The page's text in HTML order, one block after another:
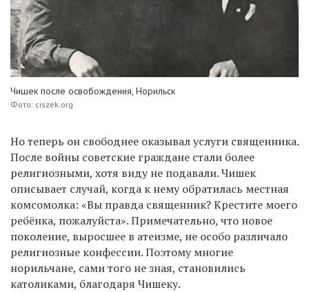
Чишек после освобождения, Норильск
Фото: ciszek.org
Но теперь он свободнее оказывал услуги священника.
После войны советские граждане стали более
религиозными, хотя виду не подавали. Чишек
описывает случай, когда к нему обратилась местная
комсомолка: «Вы правда священник? Крестите моего
ребёнка, пожалуйста». Примечательно, что новое
поколение, выросшее в атеизме, не особо различало
религиозные конфессии. Поэтому многие
норильчане, сами того не зная, становились
католиками, благодаря Чишеку.